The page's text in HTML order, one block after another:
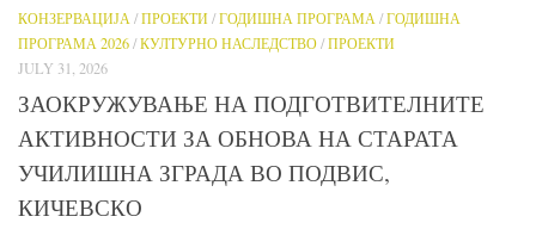
КОНЗЕРВАЦИЈА /ПРОЕКТИ/ГОДИШНА ПРОГРАМА /ГОДИШНА
ПРОГРАМА 2026/КУЛТУРНО НАСЛЕДСТВО/ПРОЕКТИ
JULY 31, 2026
ЗАОКРУЖУВАЊЕ НА ПОДГОТВИТЕЛНИТЕ
АКТИВНОСТИ ЗА ОБНОВА НА СТАРАТА
УЧИЛИШНА ЗГРАДА ВО ПОДВИС,
КИЧЕВСКО